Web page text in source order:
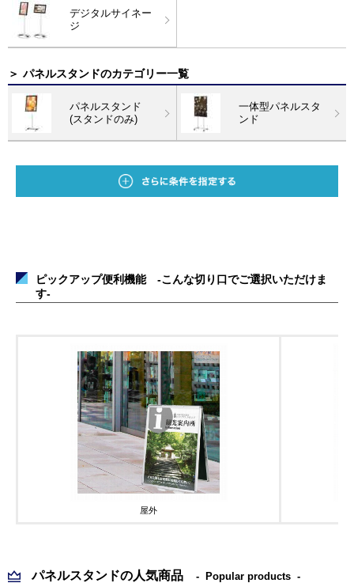
デジタルサイネー
ジ
＞ パネルスタンドのカテゴリー一覧
パネルスタンド
(スタンドのみ)
一体型パネルスタ
ンド
ピックアップ便利機能 -こんな切り口でご選択いただけま
す-
屋外
パネルスタンドの人気商品 Popular products